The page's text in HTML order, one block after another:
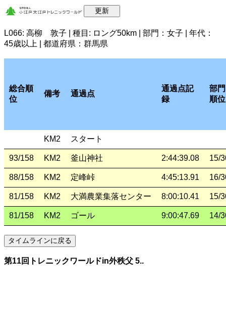
L066: 高柳 敦子 | 種目: ロング50km | 部門：女子 | 年代：
45歳以上 | 都道府県：群馬県
総合順
位
備考 通過点
通過点記
録
部門
順位
KM2 スタート
93/158 KM2 釜山神社 2:44:39.08 15/
88/158 KM2 定峰峠 4:45:13.91 16/
81/158 KM2 大満農業集落センター 8:00:10.41 15/
81/158 KM2 ゴール 9:00:47.69 14/
第11回トレニックワールドin外秩父 5..